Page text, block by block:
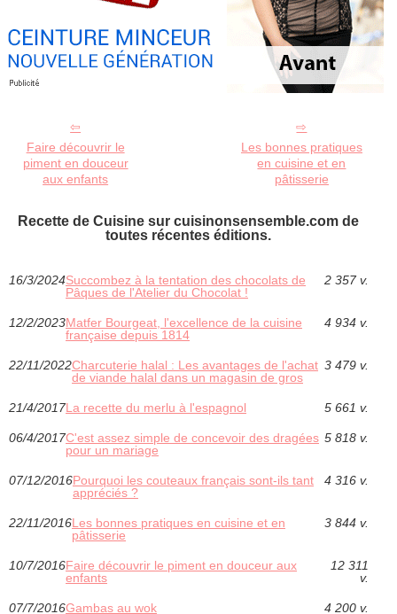
Faire découvrir le
piment en douceur
aux enfants
Les bonnes pratiques
en cuisine et en
pâtisserie
Recette de Cuisine sur cuisinonsensemble.com de
toutes récentes éditions.
16/3/2024Succombez à la tentation des chocolats de
Pâques de l'Atelier du Chocolat !
2 357 v.
12/2/2023Matfer Bourgeat, l'excellence de la cuisine
française depuis 1814
4 934 v.
22/11/2022Charcuterie halal : Les avantages de l'achat
de viande halal dans un magasin de gros
3 479 v.
21/4/2017La recette du merlu à l'espagnol 5 661 v.
06/4/2017C'est assez simple de concevoir des dragées
pour un mariage
5 818 v.
07/12/2016Pourquoi les couteaux français sont-ils tant
appréciés ?
4 316 v.
22/11/2016Les bonnes pratiques en cuisine et en
pâtisserie
3 844 v.
10/7/2016Faire découvrir le piment en douceur aux
enfants
12 311
v.
07/7/2016Gambas au wok 4 200 v.